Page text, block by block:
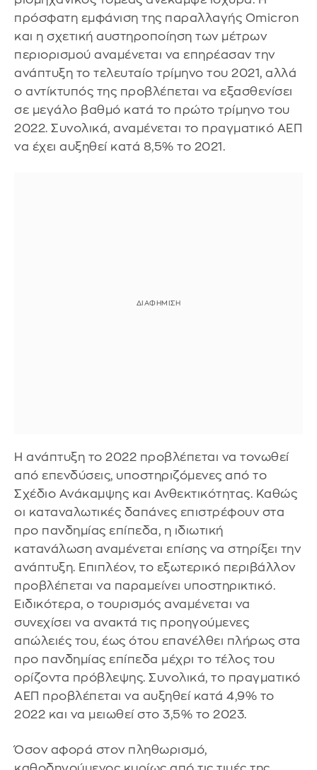
πρόσφατη εμφάνιση της παραλλαγής Omicron
και η σχετική αυστηροποίηση των μέτρων
περιορισμού αναμένεται να επηρέασαν την
ανάπτυξη το τελευταίο τρίμηνο του 2021, αλλά
ο αντίκτυπός της προβλέπεται να εξασθενίσει
σε μεγάλο βαθμό κατά το πρώτο τρίμηνο του
2022. Συνολικά, αναμένεται το πραγματικό ΑΕΠ
να έχει αυξηθεί κατά 8,5% το 2021.
Η ανάπτυξη το 2022 προβλέπεται να τονωθεί
από επενδύσεις, υποστηριζόμενες από το
Σχέδιο Ανάκαμψης και Ανθεκτικότητας. Καθώς
οι καταναλωτικές δαπάνες επιστρέφουν στα
προ πανδημίας επίπεδα, η ιδιωτική
κατανάλωση αναμένεται επίσης να στηρίξει την
ανάπτυξη. Επιπλέον, το εξωτερικό περιβάλλον
προβλέπεται να παραμείνει υποστηρικτικό.
Ειδικότερα, ο τουρισμός αναμένεται να
συνεχίσει να ανακτά τις προηγούμενες
απώλειές του, έως ότου επανέλθει πλήρως στα
προ πανδημίας επίπεδα μέχρι το τέλος του
ορίζοντα πρόβλεψης. Συνολικά, το πραγματικό
ΑΕΠ προβλέπεται να αυξηθεί κατά 4,9% το
2022 και να μειωθεί στο 3,5% το 2023.
Όσον αφορά στον πληθωρισμό,